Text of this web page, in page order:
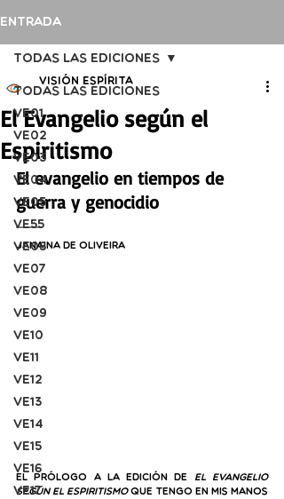
Entrada
Todas las ediciones
VE01
VE02
VE03
VE04
VE05
VE55
VE06
VE07
VE08
VE09
VE10
VE11
VE12
VE13
VE14
VE15
VE16
VE17
Todas las ediciones
El Evangelio según el
Espiritismo
Visión Espírita
El evangelio en tiempos de
guerra y genocidio
Janaina de Oliveira
El Prólogo a la edición de
El Evangelio
según el Espiritismo que tengo en mis manos